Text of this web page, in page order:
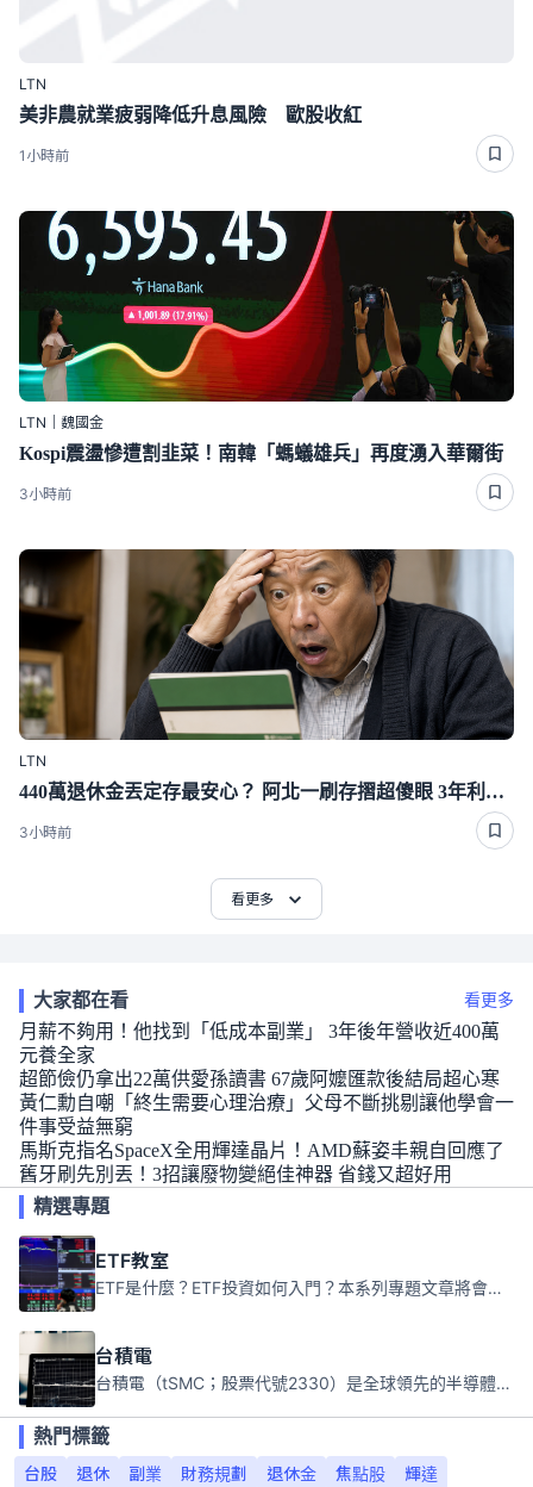
LTN
美非農就業疲弱降低升息風險 歐股收紅
1小時前
LTN｜魏國金
Kospi震盪慘遭割韭菜！南韓「螞蟻雄兵」再度湧入華爾街
3小時前
LTN
440萬退休金丟定存最安心？ 阿北一刷存摺超傻眼 3年利息僅1千多
3小時前
看更多
大家都在看 看更多
月薪不夠用！他找到「低成本副業」 3年後年營收近400萬
元養全家
超節儉仍拿出22萬供愛孫讀書 67歲阿嬤匯款後結局超心寒
黃仁勳自嘲「終生需要心理治療」父母不斷挑剔讓他學會一
件事受益無窮
馬斯克指名SpaceX全用輝達晶片！AMD蘇姿丰親自回應了
舊牙刷先別丟！3招讓廢物變絕佳神器 省錢又超好用
精選專題
ETF教室
ETF是什麼？ETF投資如何入門？本系列專題文章將會告訴你新手必須知道的ETF基礎知識。
台積電
台積電（tSMC；股票代號2330）是全球領先的半導體代工公司，成立於1987年，總部位於台灣新竹。且已於美國、日本、德國及中國設廠，台積電是全球首家專業積體電路製造服務公司，也是全球最先進和最大規模的半導體代工廠。
熱門標籤
台股
退休 副業 財務規劃 退休金 焦點股 輝達